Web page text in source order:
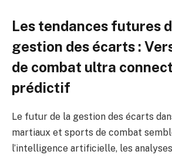
Les tendances futures
gestion des écarts :
de combat ultra
prédictif
Le futur de la gestion des écarts
martiaux et sports de combat
l’intelligence artificielle, les